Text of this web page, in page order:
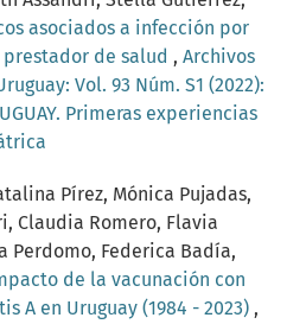
asociados a infección por
prestador de salud , Archivos
Vol. 93 Núm. S1 (2022):
Primeras experiencias
Pírez, Mónica Pujadas,
Claudia Romero, Flavia
Perdomo, Federica Badía,
de la vacunación con
A en Uruguay (1984 - 2023) ,